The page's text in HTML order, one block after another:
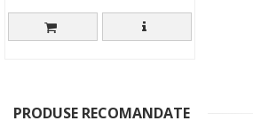
PRODUSE RECOMANDATE